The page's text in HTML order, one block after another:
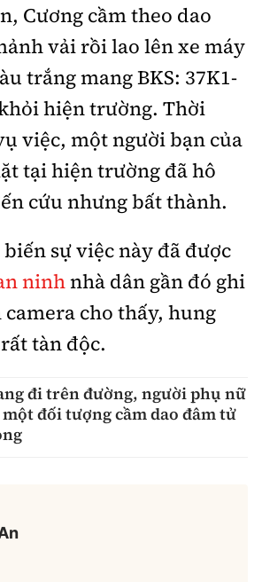
Cương cầm theo dao
vải rồi lao lên xe máy
trắng mang BKS: 37K1-
hiện trường. Thời
việc, một người bạn của
tại hiện trường đã hô
cứu nhưng bất thành.
sự việc này đã được
ninhnhà dân gần đó ghi
cho thấy, hung
tàn độc.
đi trên đường, người phụ nữ
đối tượng cầm dao đâm tử